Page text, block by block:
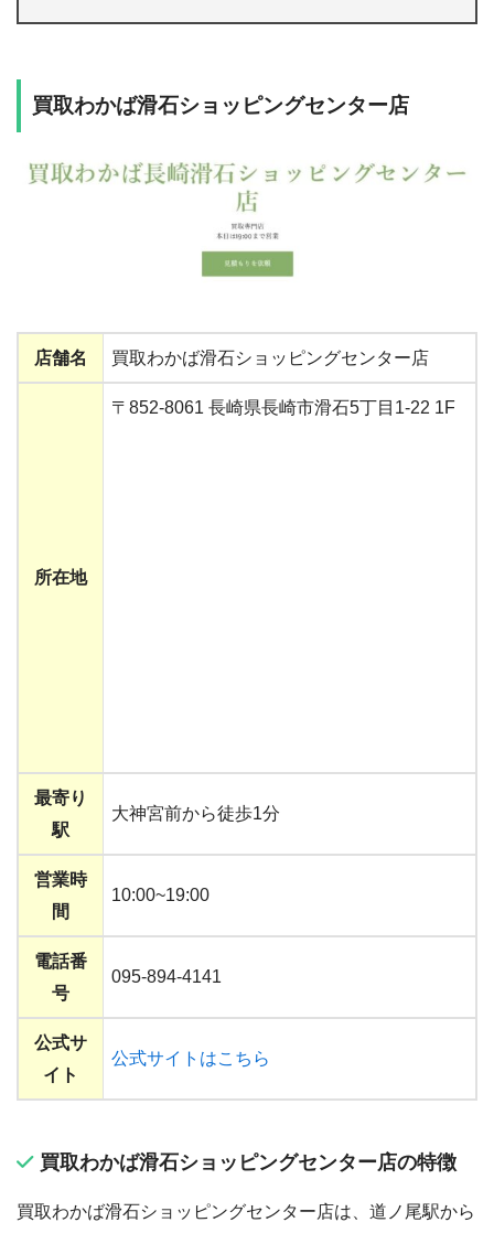
買取わかば滑石ショッピングセンター店
店舗名 買取わかば滑石ショッピングセンター店
所在地
〒852-8061 長崎県長崎市滑石5丁目1-22 1F
最寄り
駅
大神宮前から徒歩1分
営業時
間
10:00~19:00
電話番
号
095-894-4141
公式サ
イト
公式サイトはこちら
買取わかば滑石ショッピングセンター店の特徴
買取わかば滑石ショッピングセンター店は、道ノ尾駅から